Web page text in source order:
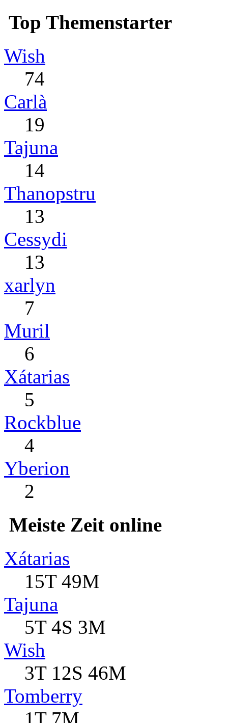
Top Themenstarter
Wish
74
Carlà
19
Tajuna
14
Thanopstru
13
Cessydi
13
xarlyn
7
Muril
6
Xátarias
5
Rockblue
4
Yberion
2
Meiste Zeit online
Xátarias
15T 49M
Tajuna
5T 4S 3M
Wish
3T 12S 46M
Tomberry